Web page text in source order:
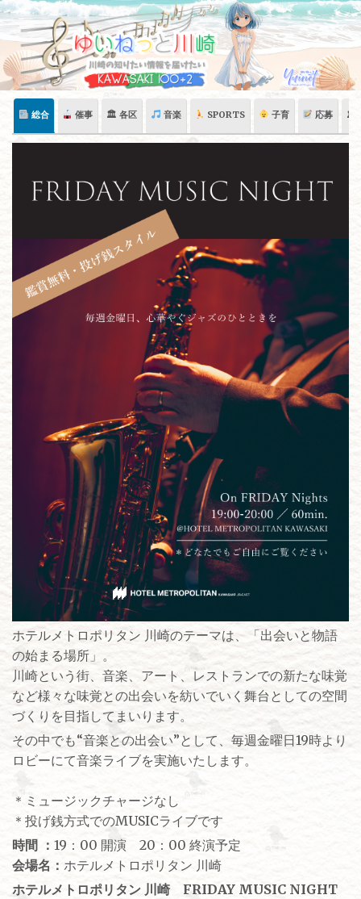
Skip
content
総合 催事 🏛 各区 音楽 SPORTS 子育 応募 🏛
ホテルメトロポリタン 川崎のテーマは、「出会いと物語
の始まる場所」。
川崎という街、音楽、アート、レストランでの新たな味覚
など様々な味覚との出会いを紡いでいく舞台としての空間
づくりを目指してまいります。
その中でも“音楽との出会い”として、毎週金曜日19時より
ロビーにて音楽ライブを実施いたします。
＊ミュージックチャージなし
＊投げ銭方式でのMUSICライブです
時間 ： 19：00 開演 20：00 終演予定
会場名： ホテルメトロポリタン 川崎
ホテルメトロポリタン 川崎 FRIDAY MUSIC NIGHT